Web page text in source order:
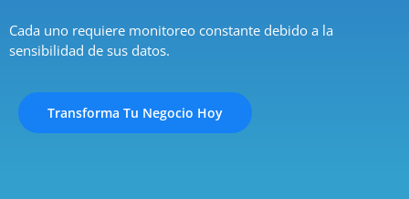
Cada uno requiere monitoreo constante debido a la
sensibilidad de sus datos.
Transforma Tu Negocio Hoy